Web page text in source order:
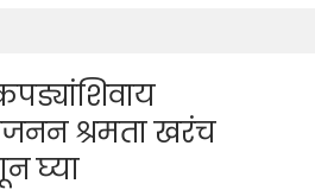
श्रमता खरंच
घ्या